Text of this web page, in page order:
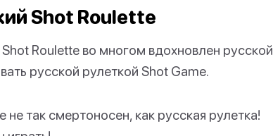
Shot Roulette
Roulette во многом вдохновлен русской
русской рулеткой Shot Game.
так смертоносен, как русская рулетка!